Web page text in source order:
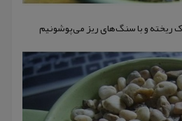
ریخته و با سنگ‌های ریز می‌پوشونیم